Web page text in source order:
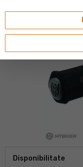
Disponibilitate